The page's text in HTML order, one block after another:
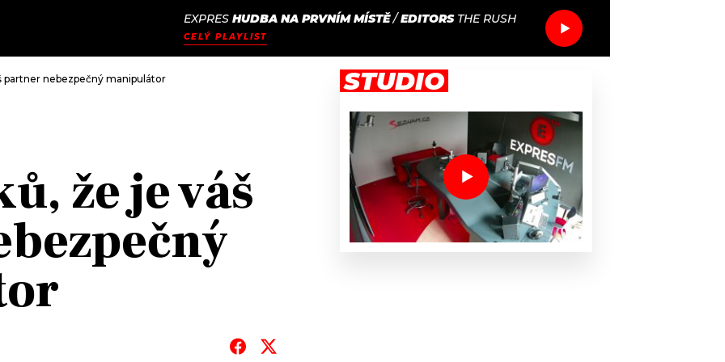
EXPRES HUDBA NA PRVNÍM MÍSTĚ/EDITORS THE RUSH
CELÝ PLAYLIST
partner nebezpečný manipulátor
že je váš
STUDIO